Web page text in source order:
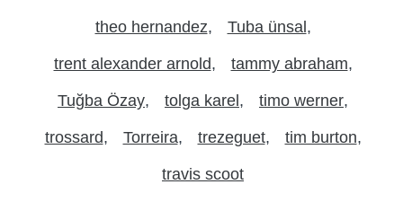
theo hernandez Tuba ünsal
trent alexander arnold tammy abraham
Tuğba Özay tolga karel timo werner
trossard Torreira trezeguet tim burton
travis scoot